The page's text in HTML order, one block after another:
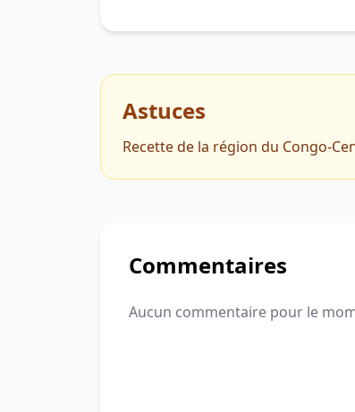
Astuces
Recette de la région du Congo-
Commentaires
Aucun commentaire pour le